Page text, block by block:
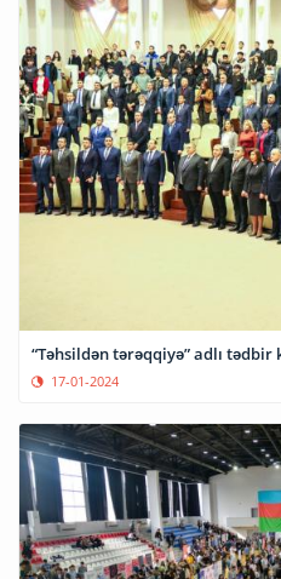
“Təhsildən tərəqqiyə” adlı tədbir
17-01-2024